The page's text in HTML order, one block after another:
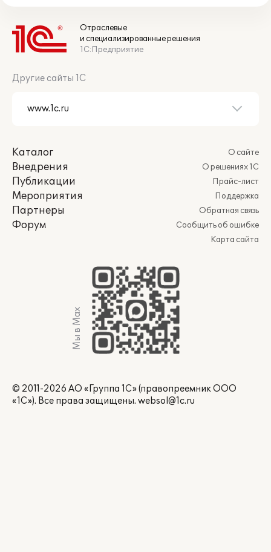
Отраслевые
и специализированные решения
1С:Предприятие
Другие сайты 1С
Каталог
Внедрения
Публикации
Мероприятия
Партнеры
Форум
О сайте
О решениях 1С
Прайс-лист
Поддержка
Обратная связь
Сообщить об ошибке
Карта сайта
Мы в Max
© 2011-2026 АО «Группа 1С» (правопреемник ООО
«1С»). Все права защищены. websol@1c.ru